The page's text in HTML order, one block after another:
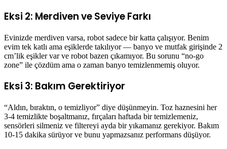
Eksi 2: Merdiven ve Seviye Farkı
Evinizde merdiven varsa, robot sadece bir katta çalışıyor. Benim
evim tek katlı ama eşiklerde takılıyor — banyo ve mutfak girişinde 2
cm’lik eşikler var ve robot bazen çıkamıyor. Bu sorunu “no-go
zone” ile çözdüm ama o zaman banyo temizlenmemiş oluyor.
Eksi 3: Bakım Gerektiriyor
“Aldın, bıraktın, o temizliyor” diye düşünmeyin. Toz haznesini her
3-4 temizlikte boşaltmanız, fırçaları haftada bir temizlemeniz,
sensörleri silmeniz ve filtereyi ayda bir yıkamanız gerekiyor. Bakım
10-15 dakika sürüyor ve bunu yapmazsanız performans düşüyor.